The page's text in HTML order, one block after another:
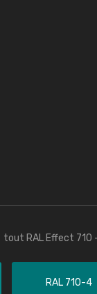
tout RAL Effect 710
RAL 710-4